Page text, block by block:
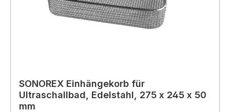
SONOREX Einhängekorb für
Ultraschallbad, Edelstahl, 275 x 245 x 50
mm